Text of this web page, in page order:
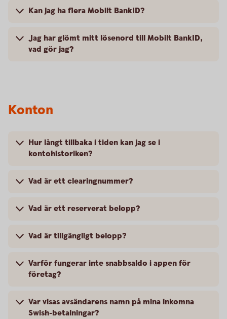
Kan jag ha flera Mobilt BankID?
Jag har glömt mitt lösenord till Mobilt BankID,
vad gör jag?
Konton
Hur långt tillbaka i tiden kan jag se i
kontohistoriken?
Vad är ett clearingnummer?
Vad är ett reserverat belopp?
Vad är tillgängligt belopp?
Varför fungerar inte snabbsaldo i appen för
företag?
Var visas avsändarens namn på mina inkomna
Swish-betalningar?